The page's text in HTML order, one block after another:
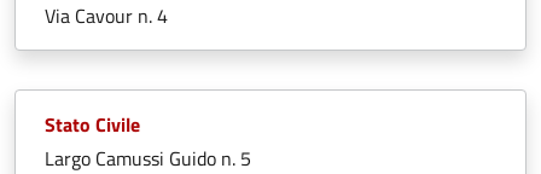
Via Cavour n. 4
Stato Civile
Largo Camussi Guido n. 5